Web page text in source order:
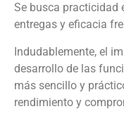
Se busca practicidad
entregas y eficacia
Indudablemente, el
desarrollo de las
más sencillo y
rendimiento y